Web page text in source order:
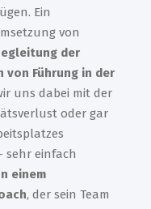
Ein
von
der
von Führung in der
uns dabei mit der
oder gar
sehr einfach
einem
, der sein Team